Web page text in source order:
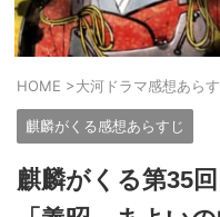
HOME >大河ドラマ感想あら
麒麟がくる感想あらすじ
麒麟がくる第35